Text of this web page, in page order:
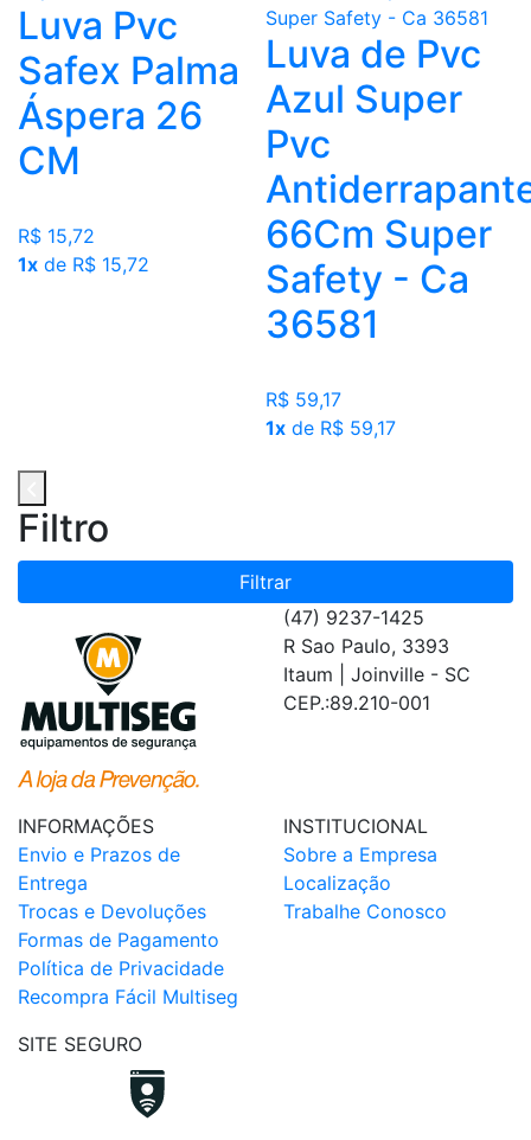
Luva Pvc
Safex Palma
Áspera 26
CM
R$ 15,72
1x de R$ 15,72
Luva de Pvc
Azul Super
Pvc
66Cm Super
Safety - Ca
36581
R$ 59,17
1x de R$ 59,17
Filtro
Filtrar
(47) 9237-1425
R Sao Paulo, 3393
Itaum | Joinville - SC
CEP.:89.210-001
INFORMAÇÕES
Envio e Prazos de
Entrega
Trocas e Devoluções
Formas de Pagamento
Política de Privacidade
Recompra Fácil Multiseg
INSTITUCIONAL
Sobre a Empresa
Localização
Trabalhe Conosco
SITE SEGURO